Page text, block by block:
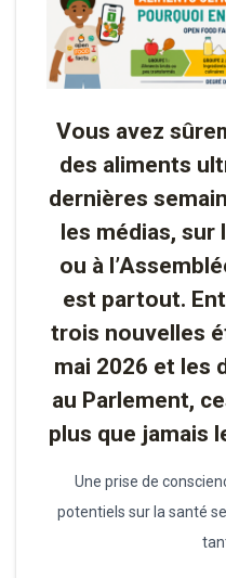
Vous avez
des aliments
dernières
les médias, sur
ou à
est partout.
trois nouvelles
mai 2026 et les
au Parlement,
plus que jamais
Une prise de
potentiels sur la santé